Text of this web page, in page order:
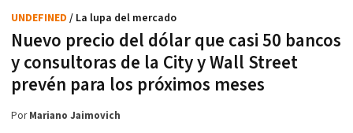
Nuevo precio del dólar que casi 50 bancos
y consultoras de la City y Wall Street
prevén para los próximos meses
UNDEFINED / La lupa del mercado
PorMariano Jaimovich